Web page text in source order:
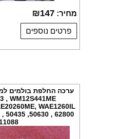
מחיר: ₪147
פרטים נוספים
ערכה החלפת בולמים